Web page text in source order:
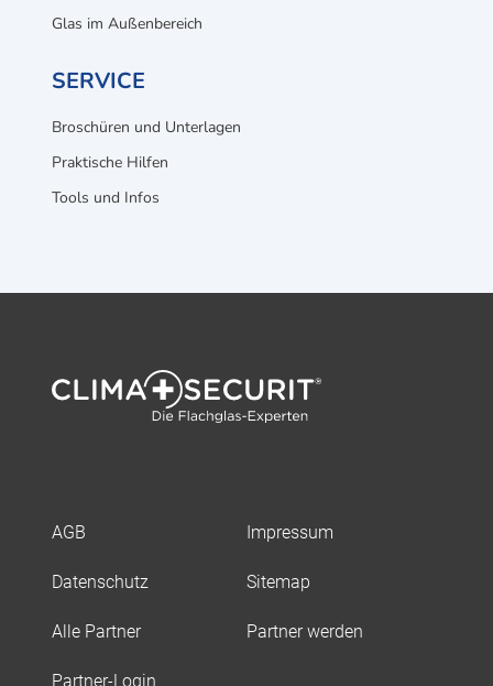
Glas im Außenbereich
SERVICE
Broschüren und Unterlagen
Praktische Hilfen
Tools und Infos
AGB Impressum
Datenschutz Sitemap
Alle Partner Partner werden
Partner-Login